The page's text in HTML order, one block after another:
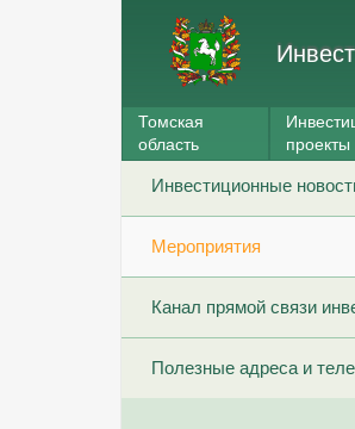
Томская
область
проекты
Инвестиционные
Мероприятия
Канал прямой связи
Полезные адреса и